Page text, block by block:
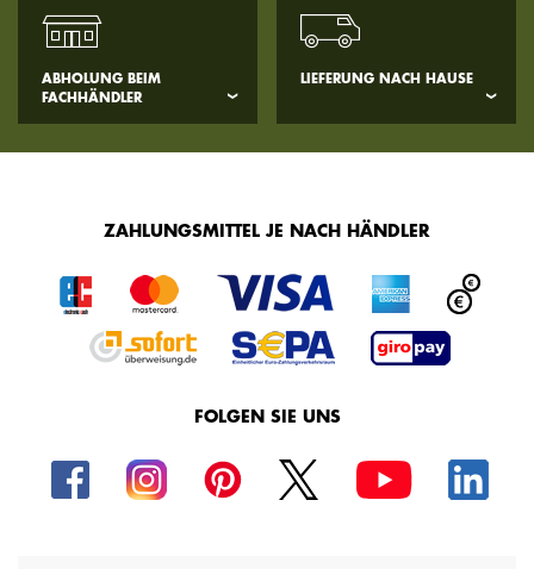
ABHOLUNG BEIM
FACHHÄNDLER
LIEFERUNG NACH HAUSE
ZAHLUNGSMITTEL JE NACH HÄNDLER
FOLGEN SIE UNS